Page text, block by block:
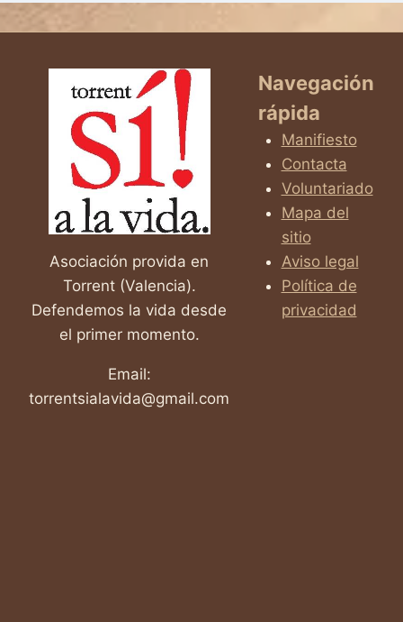
Asociación provida en
Torrent (Valencia).
Defendemos la vida desde
el primer momento.
Email:
torrentsialavida@gmail.com
Navegación
rápida
Manifiesto
Contacta
Voluntariado
Mapa del
sitio
Aviso legal
Política de
privacidad